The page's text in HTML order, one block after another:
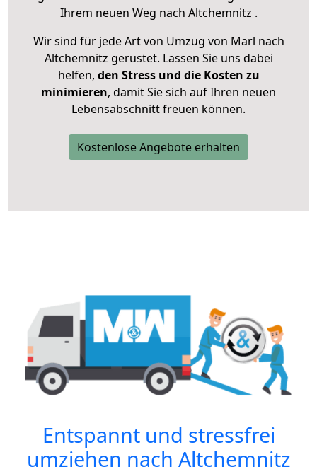
Ihrem neuen Weg nach Altchemnitz .
Wir sind für jede Art von Umzug von Marl nach
Altchemnitz gerüstet. Lassen Sie uns dabei
helfen, den Stress und die Kosten zu
minimieren, damit Sie sich auf Ihren neuen
Lebensabschnitt freuen können.
Kostenlose Angebote erhalten
Entspannt und stressfrei
umziehen nach Altchemnitz